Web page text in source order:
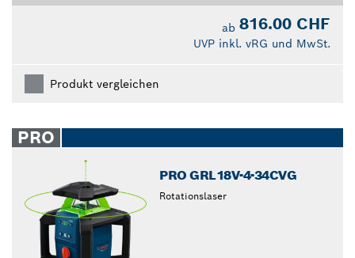
ab 816.00 CHF
UVP inkl. vRG und MwSt.
Produkt vergleichen
PRO
PRO GRL18V-4-34CVG
Rotationslaser